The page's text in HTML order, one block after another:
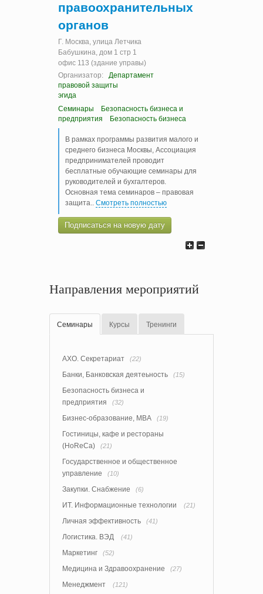
правоохранительных
органов
Г. Москва, улица Летчика
Бабушкина, дом 1 стр 1
офис 113 (здание управы)
Организатор:
Департамент
правовой защиты
эгида
Семинары
Безопасность бизнеса и
предприятия
Безопасность бизнеса
В рамках программы развития малого и
среднего бизнеса Москвы, Ассоциация
предпринимателей проводит
бесплатные обучающие семинары для
руководителей и бухгалтеров.
Основная тема семинаров – правовая
защита.. Смотреть полностью
Подписаться на новую дату
Направления мероприятий
Семинары Курсы Тренинги
АХО. Секретариат (22)
Банки, Банковская деятеьность (15)
Безопасность бизнеса и
предприятия
(32)
Бизнес-образование, MBA (19)
Гостиницы, кафе и рестораны
(HoReCa)
(21)
Государственное и общественное
управление
(10)
Закупки. Снабжение (6)
ИТ. Информационные технологии (21)
Личная эффективность (41)
Логистика. ВЭД (41)
Маркетинг (52)
Медицина и Здравоохранение (27)
Менеджмент (121)